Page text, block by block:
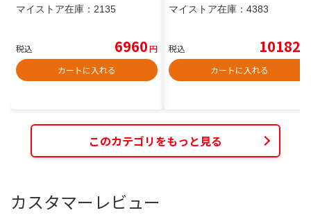
マイストア在庫： 2135
税込 6960円
カートに入れる
マイストア在庫： 4383
税込 10182
カートに入れる
このカテゴリをもっと見る
カスタマーレビュー